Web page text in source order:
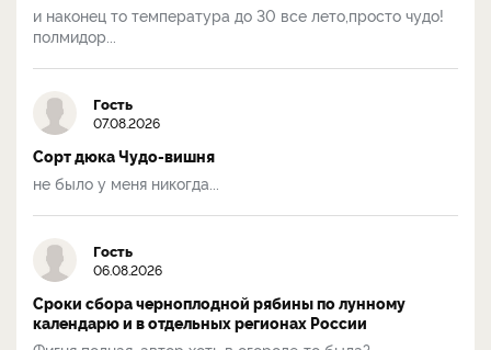
и наконец то температура до 30 все лето,просто чудо!
полмидор...
Гость
07.08.2026
Сорт дюка Чудо-вишня
не было у меня никогда...
Гость
06.08.2026
Сроки сбора черноплодной рябины по лунному
календарю и в отдельных регионах России